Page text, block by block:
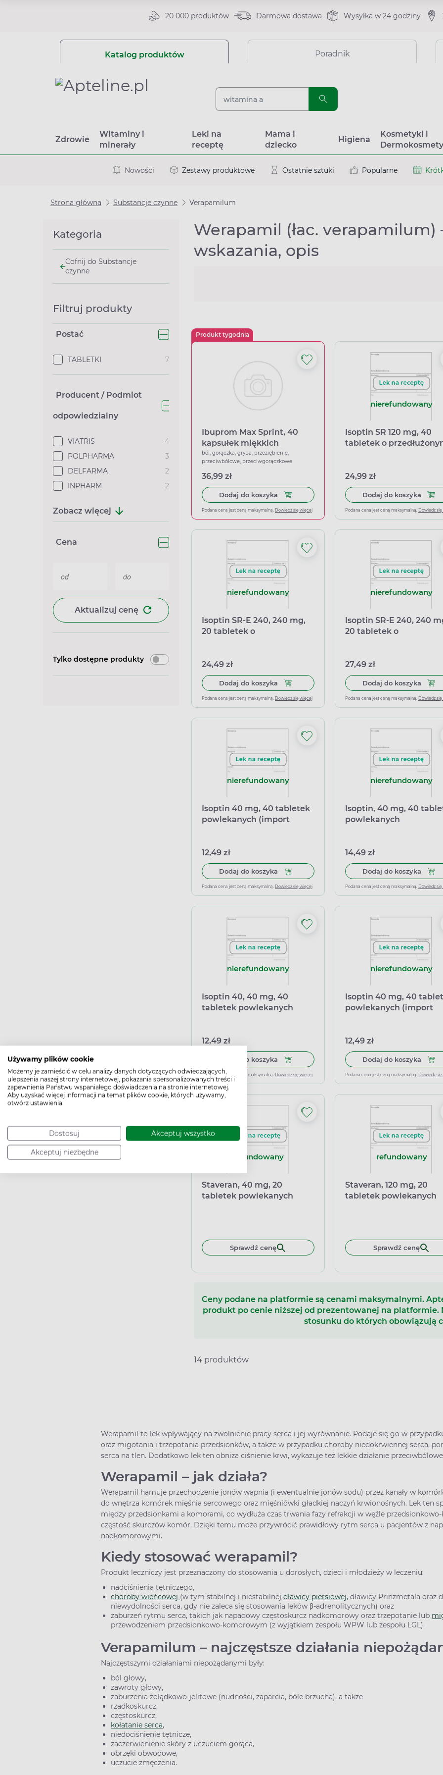
Używamy plików cookie
Możemy je zamieścić w celu analizy danych dotyczących odwiedzających,
ulepszenia naszej strony internetowej, pokazania spersonalizowanych treści i
zapewnienia Państwu wspaniałego doświadczenia na stronie internetowej.
Aby uzyskać więcej informacji na temat plików cookie, których używamy,
otwórz ustawienia.
Dostosuj Akceptuj wszystko
Akceptuj niezbędne
20 000 produktów Darmowa dostawa Wysyłka w 24 godziny
Katalog produktów Poradnik
Zdrowie
Witaminy i
minerały
Leki na
receptę
Mama i
dziecko
Higiena
Kosmetyki i
Nowości Zestawy produktowe Ostatnie sztuki Popularne
Strona główna Substancje czynne Verapamilum
Kategoria
Cofnij do Substancje
czynne
Filtruj produkty
Postać
TABLETKI 7
Producent / Podmiot
odpowiedzialny
VIATRIS
4
POLPHARMA
3
DELFARMA
2
INPHARM
2
Zobacz więcej
Cena
Aktualizuj cenę
Tylko dostępne produkty
Werapamil (łac. verapamilum)
wskazania, opis
Produkt tygodnia
Ibuprom Max Sprint, 40
kapsułek miękkich
ból, gorączka, grypa, przeziębienie,
przeciwbólowe, przeciwgorączkowe
36,99 zł
Dodaj do koszyka Dodaj do koszyka Ibuprom Max Sprint, 40
Podana cena jest ceną maksymalną. Dowiedz się więcej
nierefundowany
Isoptin SR 120 mg, 40
tabletek o
24,99 zł
Dodaj do koszyka
Podana cena jest ceną maksymalną. Dowiedz
nierefundowany
Isoptin SR-E 240, 240 mg,
20 tabletek o
Delfarma)
24,49 zł
Dodaj do koszyka Dodaj do koszyka Isoptin SR-E 240, 240 mg,
Podana cena jest ceną maksymalną. Dowiedz się więcej
nierefundowany
Isoptin SR-E 240, 240
20 tabletek o
27,49 zł
Dodaj do koszyka
Podana cena jest ceną maksymalną. Dowiedz
nierefundowany
Isoptin 40 mg, 40 tabletek
powlekanych (import
12,49 zł
Dodaj do koszyka Dodaj do koszyka Isoptin 40 mg, 40 tabletek
Podana cena jest ceną maksymalną. Dowiedz się więcej
nierefundowany
Isoptin, 40 mg, 40
powlekanych
14,49 zł
Dodaj do koszyka
Podana cena jest ceną maksymalną. Dowiedz
nierefundowany
Isoptin 40, 40 mg, 40
tabletek powlekanych
12,49 zł
Dodaj do koszyka Dodaj do koszyka Isoptin 40, 40 mg, 40
Podana cena jest ceną maksymalną. Dowiedz się więcej
nierefundowany
Isoptin 40 mg, 40
powlekanych (import
12,49 zł
Dodaj do koszyka
Podana cena jest ceną maksymalną. Dowiedz
refundowany
Staveran, 40 mg, 20
tabletek powlekanych
Sprawdź cenę
refundowany
Staveran, 120 mg, 20
tabletek powlekanych
Sprawdź cenę
Ceny podane na platformie są cenami maksymalnymi.
produkt po cenie niższej od prezentowanej na
stosunku do których obowiązują
14 produktów
Werapamil to lek wpływający na zwolnienie pracy serca i jej wyrównanie. Podaje się go w
oraz migotania i trzepotania przedsionków, a także w przypadku choroby niedokrwiennej serca,
serca na tlen. Dodatkowo lek ten obniża ciśnienie krwi, wykazuje też lekkie działanie
Werapamil – jak działa?
Werapamil hamuje przechodzenie jonów wapnia (i ewentualnie jonów sodu) przez kanały w
do wnętrza komórek mięśnia sercowego oraz mięśniówki gładkiej naczyń krwionośnych. Lek ten
między przedsionkami a komorami, co wydłuża czas trwania fazy refrakcji w węźle
częstość skurczów komór. Dzięki temu może przywrócić prawidłowy rytm serca u pacjentów z
nadkomorowymi.
Kiedy stosować werapamil?
Produkt leczniczy jest przeznaczony do stosowania u dorosłych, dzieci i młodzieży w leczeniu:
nadciśnienia tętniczego,
choroby wieńcowej (w tym stabilnej i niestabilnej dławicy piersiowej, dławicy Prinzmetala oraz
niewydolności serca, gdy nie zaleca się stosowania leków β-adrenolitycznych) oraz
zaburzeń rytmu serca, takich jak napadowy częstoskurcz nadkomorowy oraz trzepotanie lub
przewodzeniem przedsionkowo-komorowym (z wyjątkiem zespołu WPW lub zespołu LGL).
Verapamilum – najczęstsze działania
Najczęstszymi działaniami niepożądanymi były:
ból głowy,
zawroty głowy,
zaburzenia żołądkowo-jelitowe (nudności, zaparcia, bóle brzucha), a także
rzadkoskurcz,
częstoskurcz,
kołatanie serca,
niedociśnienie tętnicze,
zaczerwienienie skóry z uczuciem gorąca,
obrzęki obwodowe,
uczucie zmęczenia.